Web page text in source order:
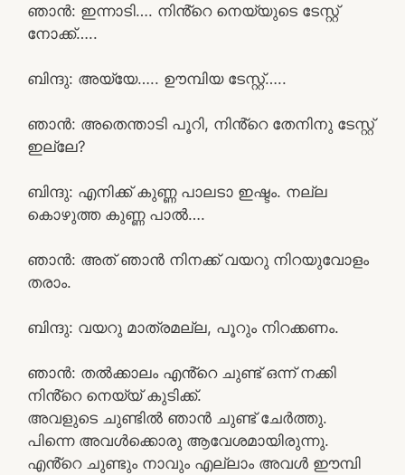
ഞാൻ: ഇന്നാടി…. നിൻ്റെ നെയ്യുടെ ടേസ്റ്റ്
നോക്ക്…..
ബിന്ദു: അയ്യേ….. ഊമ്പിയ ടേസ്റ്റ്…..
ഞാൻ: അതെന്താടി പൂറി, നിൻ്റെ തേനിനു ടേസ്റ്റ്
ഇല്ലേ?
ബിന്ദു: എനിക്ക് കുണ്ണ പാലടാ ഇഷ്ടം. നല്ല
കൊഴുത്ത കുണ്ണ പാൽ….
ഞാൻ: അത് ഞാൻ നിനക്ക് വയറു നിറയുവോളം
തരാം.
ബിന്ദു: വയറു മാത്രമല്ല, പൂറും നിറക്കണം.
ഞാൻ: തൽക്കാലം എൻ്റെ ചുണ്ട് ഒന്ന് നക്കി
നിൻ്റെ നെയ്യ് കുടിക്ക്.
അവളുടെ ചുണ്ടിൽ ഞാൻ ചുണ്ട് ചേർത്തു.
പിന്നെ അവൾക്കൊരു ആവേശമായിരുന്നു.
എൻ്റെ ചുണ്ടും നാവും എല്ലാം അവൾ ഈമ്പി